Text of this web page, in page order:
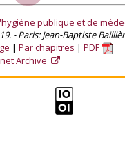
publique et de
- Paris: Jean-Baptiste
Par chapitres
PDF
Archive